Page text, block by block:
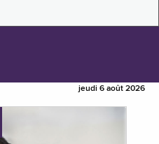
jeudi 6 août 2026